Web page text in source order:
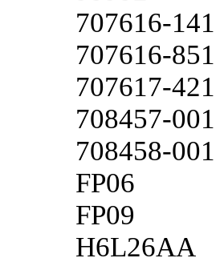
707616-141
707616-851
707617-421
708457-001
708458-001
FP06
FP09
H6L26AA